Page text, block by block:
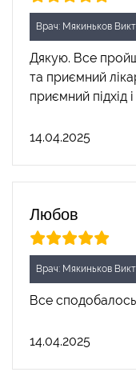
Врач: Мякиньков
Дякую. Все
та приємний
приємний підхід
14.04.2025
Любов
Врач: Мякиньков
Все
14.04.2025